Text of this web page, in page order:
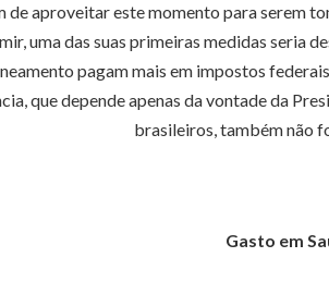
aproveitar este momento para serem
uma das suas primeiras medidas seria
pagam mais em impostos
que depende apenas da vontade da
brasileiros, também não
Gasto em